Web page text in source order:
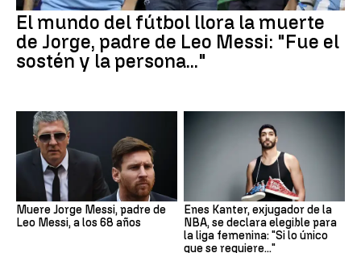
El mundo del fútbol llora la muerte
de Jorge, padre de Leo Messi: "Fue el
sostén y la persona..."
Muere Jorge Messi, padre de
Leo Messi, a los 68 años
Enes Kanter, exjugador de la
NBA, se declara elegible para
la liga femenina: "Si lo único
que se requiere..."